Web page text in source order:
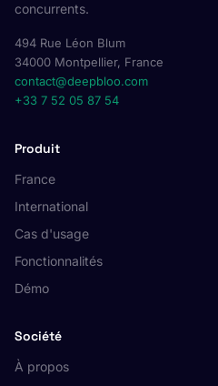
concurrents.
494 Rue Léon Blum
34000 Montpellier, France
contact@deepbloo.com
+33 7 52 05 87 54
Produit
France
International
Cas d'usage
Fonctionnalités
Démo
Société
À propos